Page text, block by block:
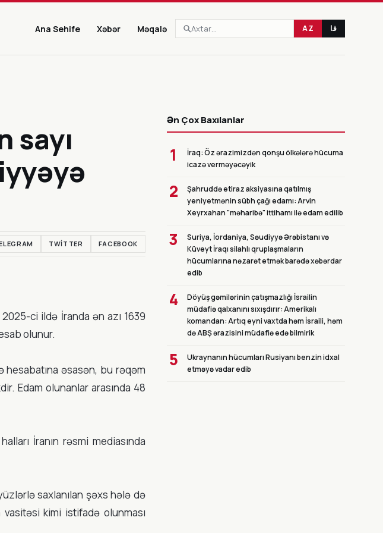
Ana Sehife Xəbər Məqalə AZ فا
sayı
TWITTER FACEBOOK
ci ildə İranda ən azı 1639
olunur.
hesabatına əsasən, bu rəqəm
Edam olunanlar arasında 48
İranın rəsmi mediasında
saxlanılan şəxs hələ də
kimi istifadə olunması
Ən Çox Baxılanlar
1
İraq: Öz ərazimizdən qonşu ölkələrə hücuma
icazə verməyəcəyik
2
Şahruddə etiraz aksiyasına qatılmış
yeniyetmənin sübh çağı edamı: Arvin
Xeyrxahan "məharibə" ittihamı ilə edam edilib
3
Suriya, İordaniya, Səudiyyə Ərəbistanı və
Küveyt İraqı silahlı qruplaşmaların
hücumlarına nəzarət etmək barədə xəbərdar
edib
4
Döyüş gəmilərinin çatışmazlığı İsrailin
müdafiə qalxanını sıxışdırır: Amerikalı
komandan: Artıq eyni vaxtda həm İsraili, həm
də ABŞ ərazisini müdafiə edə bilmirik
5
Ukraynanın hücumları Rusiyanı benzin idxal
etməyə vadar edib